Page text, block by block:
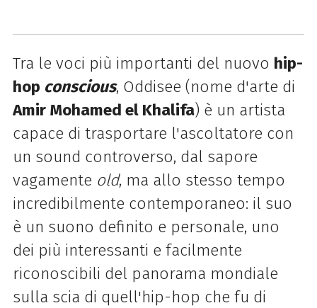
Tra le voci più importanti del nuovo hip-
hop conscious, Oddisee (nome d'arte di
Amir Mohamed el Khalifa) è un artista
capace di trasportare l'ascoltatore con
un sound controverso, dal sapore
vagamente old, ma allo stesso tempo
incredibilmente contemporaneo: il suo
è un suono definito e personale, uno
dei più interessanti e facilmente
riconoscibili del panorama mondiale
sulla scia di quell'hip-hop che fu di